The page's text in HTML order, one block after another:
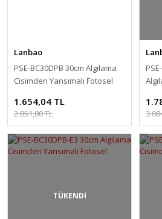
Lanbao
PSE-BC30DPB 30cm Algılama
Cisimden Yansımalı Fotosel
1.654,04 TL
2.851,80 TL
TÜKENDİ